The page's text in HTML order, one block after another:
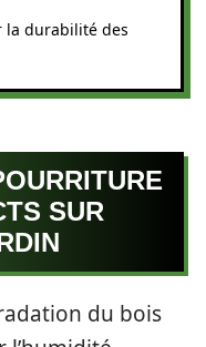
la durabilité des
SUR
du bois